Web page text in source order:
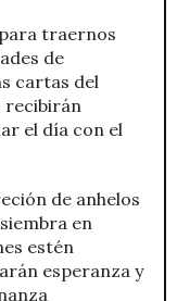
traernos
de
cartas del
recibirán
el día con el
de anhelos
en
estén
esperanza y